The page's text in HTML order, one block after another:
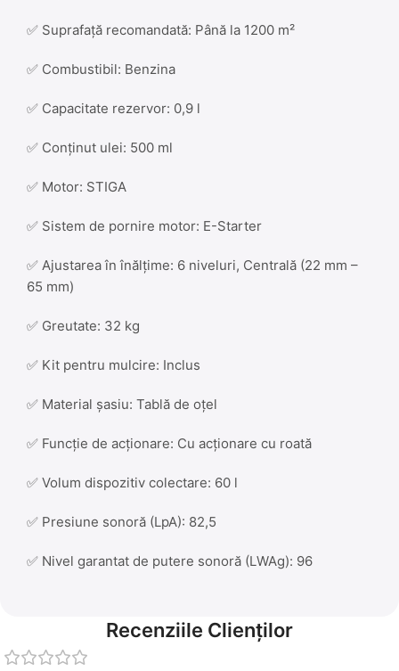
✅ Suprafață recomandată: Până la 1200 m²
✅ Combustibil: Benzina
✅ Capacitate rezervor: 0,9 l
✅ Conținut ulei: 500 ml
✅ Motor: STIGA
✅ Sistem de pornire motor: E-Starter
✅ Ajustarea în înălțime: 6 niveluri, Centrală (22 mm –
65 mm)
✅ Greutate: 32 kg
✅ Kit pentru mulcire: Inclus
✅ Material șasiu: Tablă de oțel
✅ Funcție de acționare: Cu acționare cu roată
✅ Volum dispozitiv colectare: 60 l
✅ Presiune sonoră (LpA): 82,5
✅ Nivel garantat de putere sonoră (LWAg): 96
Recenziile Clienților